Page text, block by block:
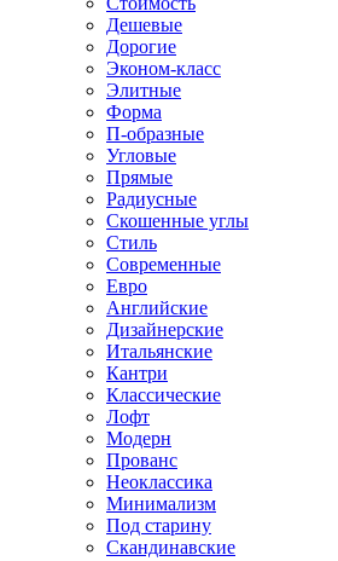
Дешевые
Дорогие
Эконом-класс
Элитные
Форма
П-образные
Угловые
Прямые
Радиусные
Скошенные углы
Стиль
Современные
Евро
Английские
Дизайнерские
Итальянские
Кантри
Классические
Лофт
Модерн
Прованс
Неоклассика
Минимализм
Под старину
Скандинавские